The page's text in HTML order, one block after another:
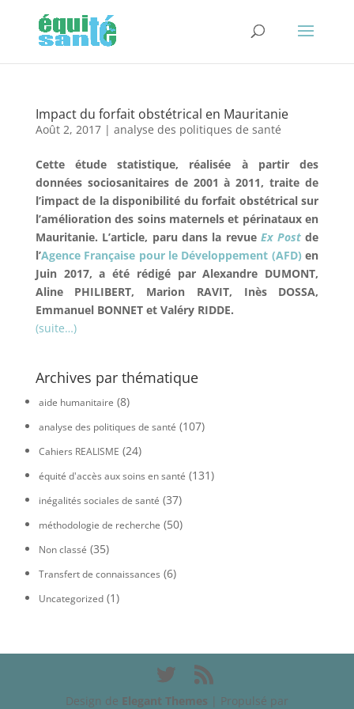
Impact du forfait obstétrical en Mauritanie
Août 2, 2017| analyse des politiques de santé
Cette étude statistique, réalisée à partir des
données sociosanitaires de 2001 à 2011, traite de
l’impact de la disponibilité du forfait obstétrical sur
l’amélioration des soins maternels et périnataux en
Mauritanie. L’article, paru dans la revueEx Postde
l’Agence Française pour le Développement (AFD) en
Juin 2017, a été rédigé par Alexandre DUMONT,
Aline PHILIBERT, Marion RAVIT, Inès DOSSA,
Emmanuel BONNET et Valéry RIDDE.
(suite…)
Archives par thématique
aide humanitaire (8)
analyse des politiques de santé (107)
Cahiers REALISME (24)
équité d'accès aux soins en santé (131)
inégalités sociales de santé (37)
méthodologie de recherche (50)
Non classé (35)
Transfert de connaissances (6)
Uncategorized(1)
Design de Elegant Themes | Propulsé par